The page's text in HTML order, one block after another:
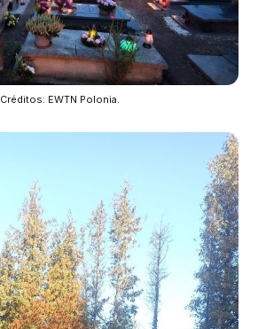
Créditos: EWTN Polonia.